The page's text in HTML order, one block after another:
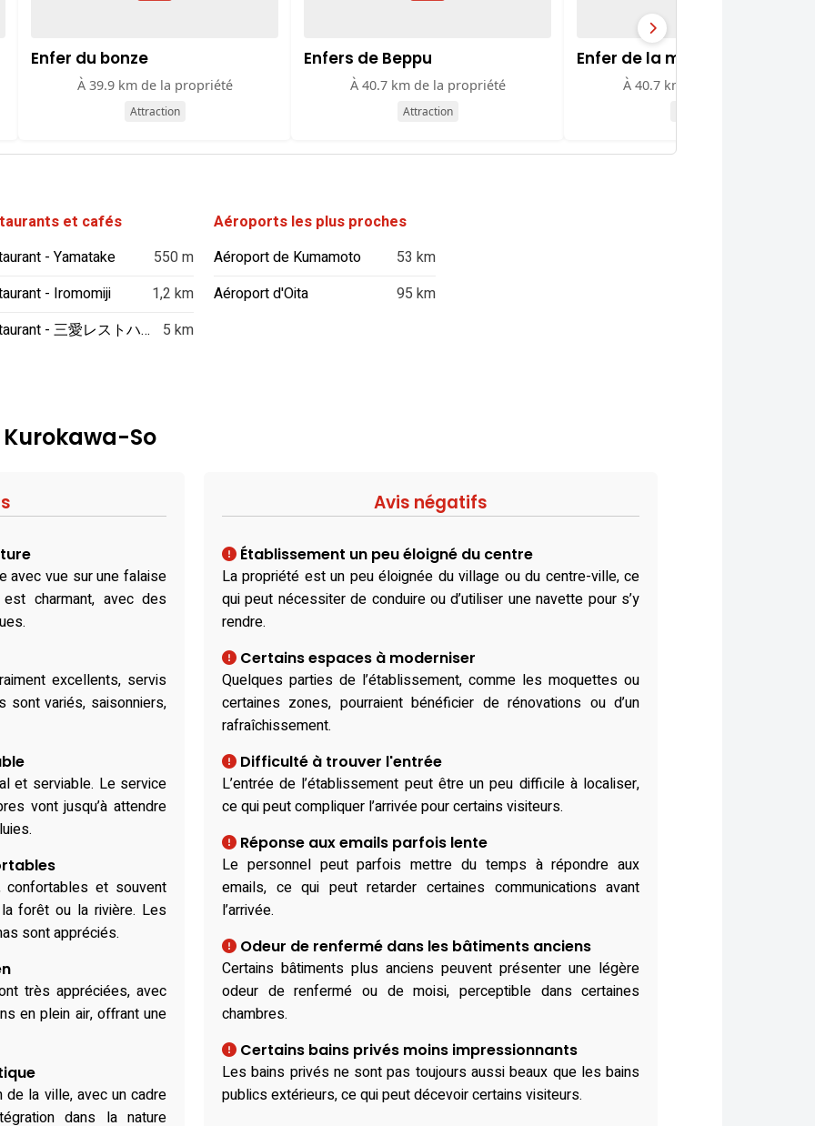
Enfer du bonze
À 39.9 km de la propriété
Attraction
Enfers de Beppu
À 40.7 km de la propriété
Attraction
Enfer de la mer
À 40.7 km de la propriété
et cafés
- Yamatake
550 m
- Iromomiji
1,2 km
Restaurant - 三愛レストハウス
5 km
Aéroports les plus proches
Aéroport de Kumamoto
53 km
Aéroport d'Oita
95 km
So
avec vue sur une falaise
charmant, avec des
excellents, servis
sont variés, saisonniers,
et serviable. Le service
vont jusqu’à attendre
confortables et souvent
forêt ou la rivière. Les
sont appréciés.
très appréciées, avec
en plein air, offrant une
la ville, avec un cadre
dans la nature
Avis négatifs
Établissement un peu éloigné du centre
La propriété est un peu éloignée du village ou du centre-ville, ce
qui peut nécessiter de conduire ou d’utiliser une navette pour s’y
rendre.
Certains espaces à moderniser
Quelques parties de l’établissement, comme les moquettes ou
certaines zones, pourraient bénéficier de rénovations ou d’un
rafraîchissement.
Difficulté à trouver l'entrée
L’entrée de l’établissement peut être un peu difficile à localiser,
ce qui peut compliquer l’arrivée pour certains visiteurs.
Réponse aux emails parfois lente
Le personnel peut parfois mettre du temps à répondre aux
emails, ce qui peut retarder certaines communications avant
l’arrivée.
Odeur de renfermé dans les bâtiments anciens
Certains bâtiments plus anciens peuvent présenter une légère
odeur de renfermé ou de moisi, perceptible dans certaines
chambres.
Certains bains privés moins impressionnants
Les bains privés ne sont pas toujours aussi beaux que les bains
publics extérieurs, ce qui peut décevoir certains visiteurs.